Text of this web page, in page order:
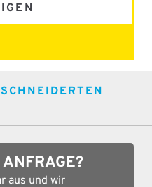
M
aus und wir